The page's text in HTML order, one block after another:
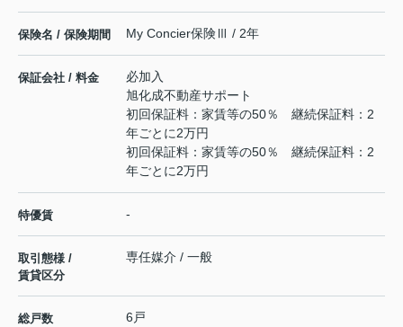
保険名 / 保険期間 My Concier保険Ⅲ / 2年
保証会社 / 料金
必加入
旭化成不動産サポート
初回保証料：家賃等の50％ 継続保証料：2
年ごとに2万円
初回保証料：家賃等の50％ 継続保証料：2
年ごとに2万円
特優賃 -
取引態様 /
賃貸区分
専任媒介 / 一般
総戸数 6戸